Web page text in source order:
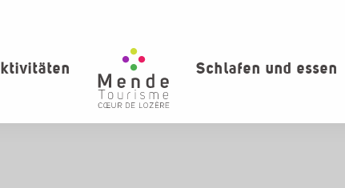
Schlafen und essen